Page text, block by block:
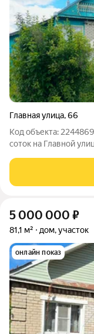
Главная улица,66
Код объекта:
соток на Главной
жить комфортно и
комнаты, а
5 000 000 ₽
81,1 м² дом, участок
онлайн показ